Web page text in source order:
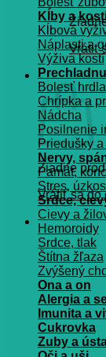
Vrátiť
Košík
Žiadne
Vrátiť sa do
Kĺby a
Kĺbová
Náplasti a
Výživa kostí
Bolesť hrdla
Chrípka a
Nádcha
Posilnenie
Priedušky
Nervy,
Pamät,
Stres,
Srdce,
Cievy a
Hemoroidy
Srdce, tlak
Štítna žľaza
Zvýšený
Ona a on
Alergia a
Imunita a
Cukrovka
Zuby a